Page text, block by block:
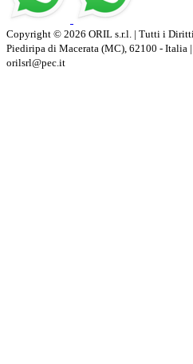
Copyright © 2026 ORIL s.r.l. | Tutti i
Piediripa di Macerata (MC), 62100 - Italia |
orilsrl@pec.it